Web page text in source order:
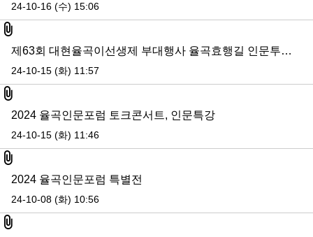
24-10-16 (수) 15:06
첨부파일
제63회 대현율곡이선생제 부대행사 율곡효행길 인문투어 참여자 모집
24-10-15 (화) 11:57
첨부파일
2024 율곡인문포럼 토크콘서트, 인문특강
24-10-15 (화) 11:46
첨부파일
2024 율곡인문포럼 특별전
24-10-08 (화) 10:56
첨부파일